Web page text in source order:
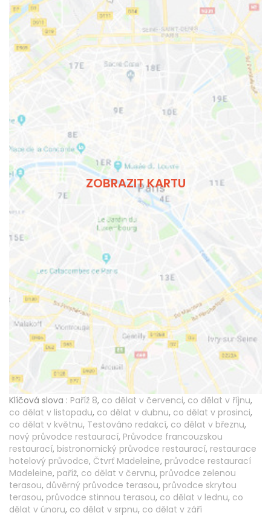
ZOBRAZIT KARTU
Klíčová slova : Paříž 8, co dělat v červenci, co dělat v říjnu,
co dělat v listopadu, co dělat v dubnu, co dělat v prosinci,
co dělat v květnu, Testováno redakcí, co dělat v březnu,
nový průvodce restaurací, Průvodce francouzskou
restaurací, bistronomický průvodce restaurací, restaurace
hotelový průvodce, Čtvrť Madeleine, průvodce restaurací
Madeleine, paříž, co dělat v červnu, průvodce zelenou
terasou, důvěrný průvodce terasou, průvodce skrytou
terasou, průvodce stinnou terasou, co dělat v lednu, co
dělat v únoru, co dělat v srpnu, co dělat v září